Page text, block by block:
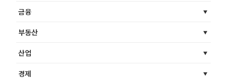
금융
부동산
산업
경제